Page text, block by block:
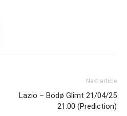
Next article
Lazio – Bodø Glimt 21/04/25
21:00 (Prediction)